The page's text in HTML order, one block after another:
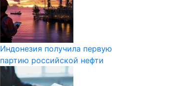
Индонезия получила первую
партию российской нефти